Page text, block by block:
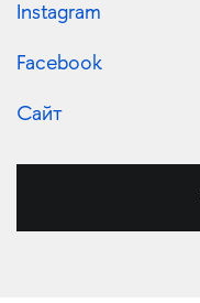
Instagram
Facebook
Сайт